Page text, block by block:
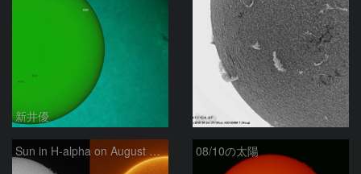
新井優 ta-o
Sun in H-alpha on August 10, 2026 08/10の太陽